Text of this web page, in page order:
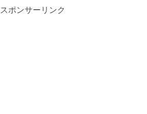
スポンサーリンク